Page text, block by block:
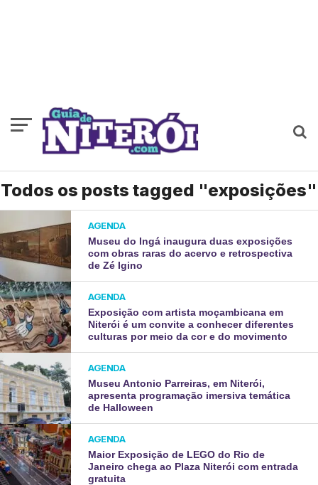
Todos os posts tagged "exposições"
AGENDA
Museu do Ingá inaugura duas exposições
com obras raras do acervo e retrospectiva
de Zé Igino
AGENDA
Exposição com artista moçambicana em
Niterói é um convite a conhecer diferentes
culturas por meio da cor e do movimento
AGENDA
Museu Antonio Parreiras, em Niterói,
apresenta programação imersiva temática
de Halloween
AGENDA
Maior Exposição de LEGO do Rio de
Janeiro chega ao Plaza Niterói com entrada
gratuita